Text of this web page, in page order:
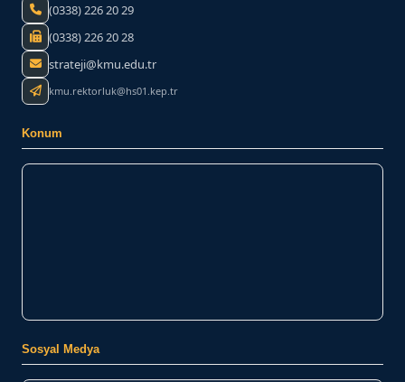
(0338) 226 20 29
(0338) 226 20 28
strateji@kmu.edu.tr
kmu.rektorluk@hs01.kep.tr
Konum
Sosyal Medya